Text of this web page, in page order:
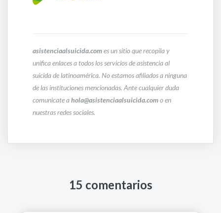
asistenciaalsuicida.comes un sitio que recopila y
unifica enlaces a todos los servicios de asistencia al
suicida de latinoamérica. No estamos afiliados a ninguna
de las instituciones mencionadas. Ante cualquier duda
comunicate ahola@asistenciaalsuicida.como en
nuestras redes sociales.
15 comentarios